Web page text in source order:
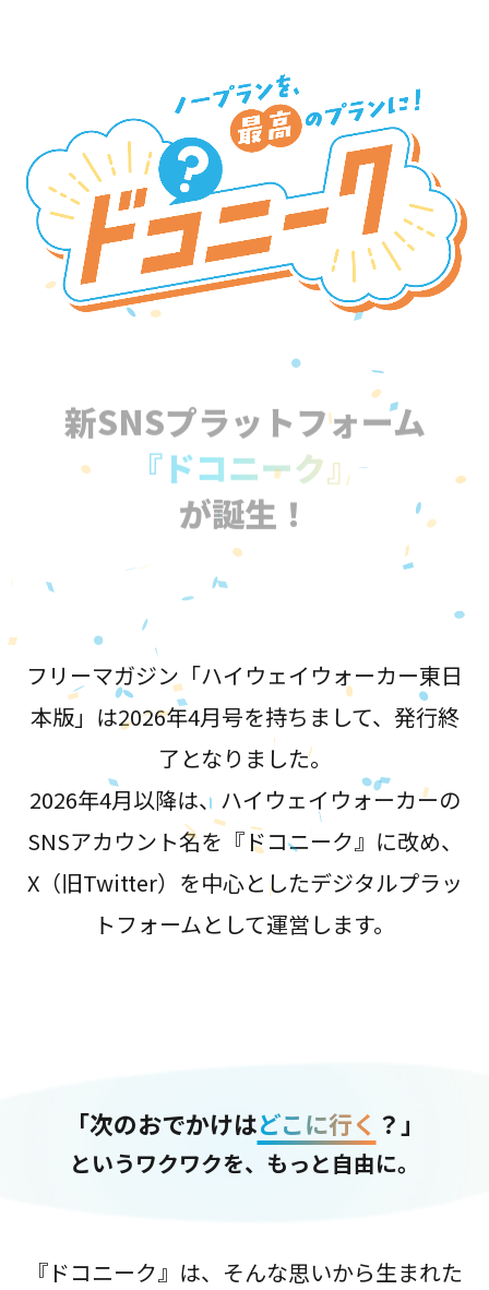
新SNSプラットフォーム
『ドコニーク』
が誕生！
フリーマガジン「ハイウェイウォーカー東日
本版」は2026年4月号を持ちまして、発行終
了となりました。
2026年4月以降は、ハイウェイウォーカーの
SNSアカウント名を『ドコニーク』に改め、
X（旧Twitter）を中心としたデジタルプラッ
トフォームとして運営します。
「次のおでかけはどこに行く ？」
というワクワクを、もっと自由に。
『ドコニーク』は、そんな思いから生まれた